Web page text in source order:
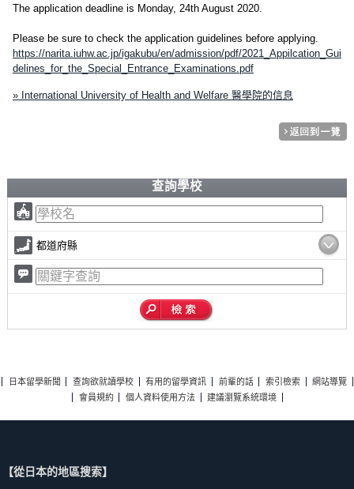
The application deadline is Monday, 24th August 2020.
Please be sure to check the application guidelines before applying.
https://narita.iuhw.ac.jp/igakubu/en/admission/pdf/2021_Appilcation_Gui
delines_for_the_Special_Entrance_Examinations.pdf
» International University of Health and Welfare 醫學院的信息
查詢學校
都道府縣
日本留學新聞 查詢欲就讀學校 有用的留學資訊 前輩的話 索引檢索
網站導覽
會員規約
個人資料使用方法 建議瀏覽系統環境
【從日本的地區搜索】